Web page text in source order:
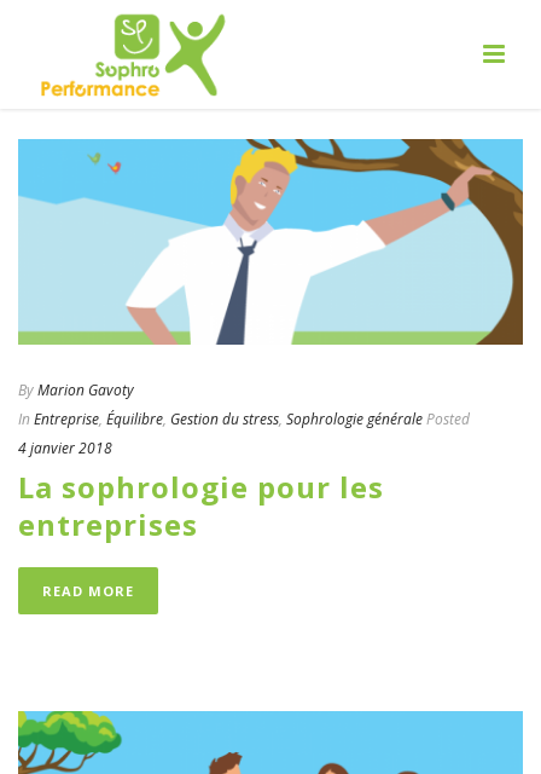
ByMarion Gavoty
In Entreprise, Équilibre, Gestion du stress, Sophrologie généralePosted
4 janvier 2018
La sophrologie pour les
entreprises
READ MORE